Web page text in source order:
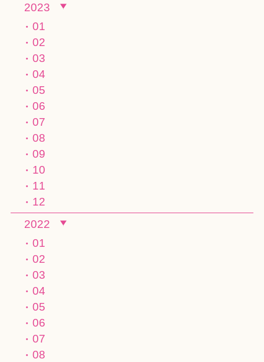
2023
01
02
03
04
05
06
07
08
09
10
11
12
2022
01
02
03
04
05
06
07
08